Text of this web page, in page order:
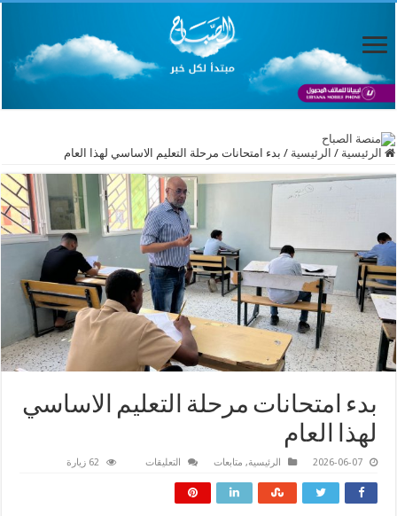
الرئيسية / الرئيسية / بدء امتحانات مرحلة التعليم الاساسي لهذا العام
بدء امتحانات مرحلة التعليم الاساسي
لهذا العام
2026-06-07 الرئيسية, متابعات التعليقات 62 زيارة